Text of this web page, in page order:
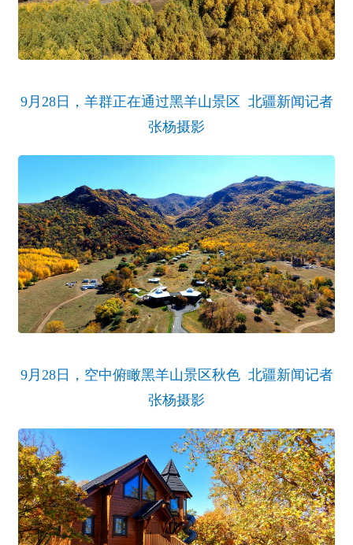
9月28日，羊群正在通过黑羊山景区 北疆新闻记者
张杨摄影
9月28日，空中俯瞰黑羊山景区秋色 北疆新闻记者
张杨摄影